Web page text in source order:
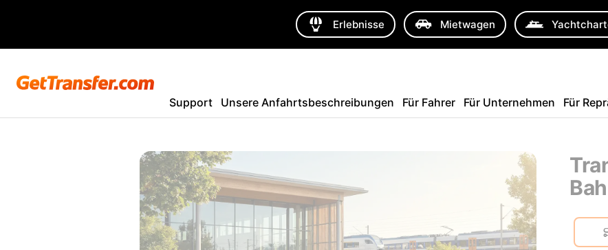
Erlebnisse Mietwagen
Support Unsere Anfahrtsbeschreibungen Für Fahrer Für Unternehmen Für